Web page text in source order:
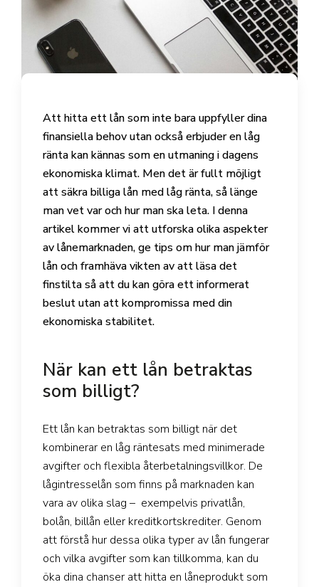
Att hitta ett lån som inte bara uppfyller dina
finansiella behov utan också erbjuder en låg
ränta kan kännas som en utmaning i dagens
ekonomiska klimat. Men det är fullt möjligt
att säkra billiga lån med låg ränta, så länge
man vet var och hur man ska leta. I denna
artikel kommer vi att utforska olika aspekter
av lånemarknaden, ge tips om hur man jämför
lån och framhäva vikten av att läsa det
finstilta så att du kan göra ett informerat
beslut utan att kompromissa med din
ekonomiska stabilitet.
När kan ett lån betraktas
som billigt?
Ett lån kan betraktas som billigt när det
kombinerar en låg räntesats med minimerade
avgifter och flexibla återbetalningsvillkor. De
lågintresselån som finns på marknaden kan
vara av olika slag – exempelvis privatlån,
bolån, billån eller kreditkortskrediter. Genom
att förstå hur dessa olika typer av lån fungerar
och vilka avgifter som kan tillkomma, kan du
öka dina chanser att hitta en låneprodukt som